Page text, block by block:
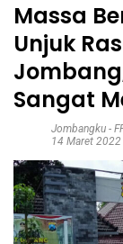
Massa
Unjuk
Sangat
Jombangku -
14 Maret 2022